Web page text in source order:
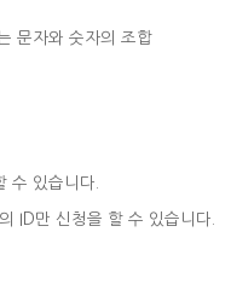
문자와 숫자의 조합
수 있습니다.
ID만 신청을 할 수 있습니다.